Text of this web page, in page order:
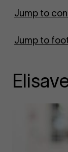
Jump to
Jump to
To Frontpage